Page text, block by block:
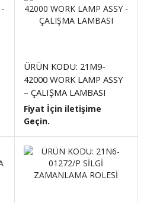
ÜRÜN KODU: 21M9-
42000 WORK LAMP ASSY
– ÇALIŞMA LAMBASI
Fiyat İçin iletişime
Geçin.